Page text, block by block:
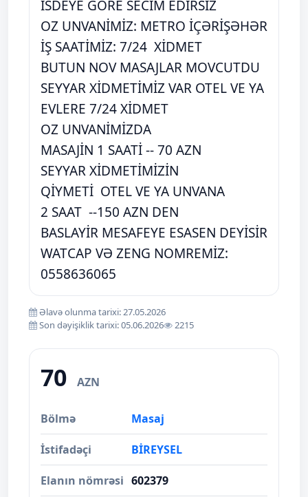
İSDEYE GORE SECİM EDİRSİZ
OZ UNVANİMİZ: METRO İÇƏRİŞƏHƏR
İŞ SAATİMİZ: 7/24 XİDMET
BUTUN NOV MASAJLAR MOVCUTDU
SEYYAR XİDMETİMİZ VAR OTEL VE YA
EVLERE 7/24 XİDMET
OZ UNVANİMİZDA
MASAJİN 1 SAATİ -- 70 AZN
SEYYAR XİDMETİMİZİN
QİYMETİ OTEL VE YA UNVANA
2 SAAT --150 AZN DEN
BASLAYİR MESAFEYE ESASEN DEYİSİR
WATCAP VƏ ZENG NOMREMİZ:
0558636065
Əlavə olunma tarixi: 27.05.2026
Son dəyişiklik tarixi: 05.06.2026
2215
70 AZN
Bölmə Masaj
İstifadəçi BİREYSEL
Elanın nömrəsi 602379